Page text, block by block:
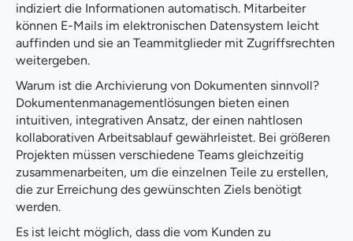
indiziert die Informationen automatisch. Mitarbeiter
können E-Mails im elektronischen Datensystem leicht
auffinden und sie an Teammitglieder mit Zugriffsrechten
weitergeben.
Warum ist die Archivierung von Dokumenten sinnvoll?
Dokumentenmanagementlösungen bieten einen
intuitiven, integrativen Ansatz, der einen nahtlosen
kollaborativen Arbeitsablauf gewährleistet. Bei größeren
Projekten müssen verschiedene Teams gleichzeitig
zusammenarbeiten, um die einzelnen Teile zu erstellen,
die zur Erreichung des gewünschten Ziels benötigt
werden.
Es ist leicht möglich, dass die vom Kunden zu